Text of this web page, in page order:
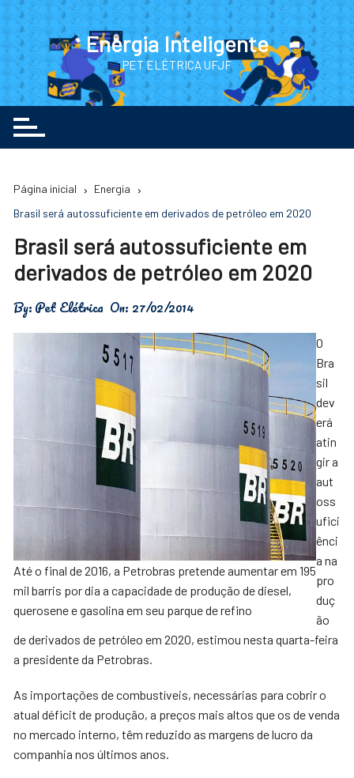
Ir
para
o
conteúdo
Energia Inteligente
PET ELÉTRICA UFJF
Página inicial
Energia
Brasil será autossuficiente em derivados de petróleo em 2020
Brasil será autossuficiente em
derivados de petróleo em 2020
By:Pet Elétrica On: 27/02/2014
Até o final de 2016, a Petrobras pretende aumentar em 195
mil barris por dia a capacidade de produção de diesel,
querosene e gasolina em seu parque de refino
O
Bra
sil
dev
erá
atin
gir a
aut
oss
ufici
ênci
a na
pro
duç
ão
de derivados de petróleo em 2020, estimou nesta quarta-feira
a presidente da Petrobras.
As importações de combustíveis, necessárias para cobrir o
atual déficit de produção, a preços mais altos que os de venda
no mercado interno, têm reduzido as margens de lucro da
companhia nos últimos anos.